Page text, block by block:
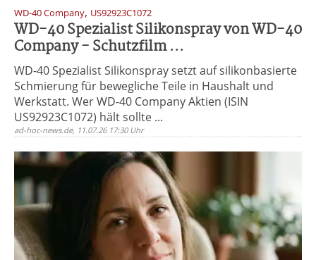
WD-40 Company, US92923C1072
WD-40 Spezialist Silikonspray von WD-40
Company - Schutzfilm ...
WD-40 Spezialist Silikonspray setzt auf silikonbasierte
Schmierung für bewegliche Teile in Haushalt und
Werkstatt. Wer WD-40 Company Aktien (ISIN
US92923C1072) hält sollte ...
ad-hoc-news.de, 11.07.26 17:30 Uhr